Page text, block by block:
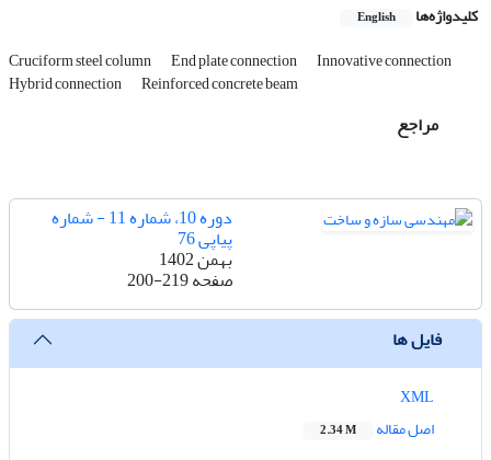
کلیدواژه‌ها English
Cruciform steel column End plate connection Innovative connection
Hybrid connection Reinforced concrete beam
مراجع
دوره 10، شماره 11 - شماره
پیاپی 76
بهمن 1402
صفحه200-219
فایل ها
اصل مقاله
2.34 M